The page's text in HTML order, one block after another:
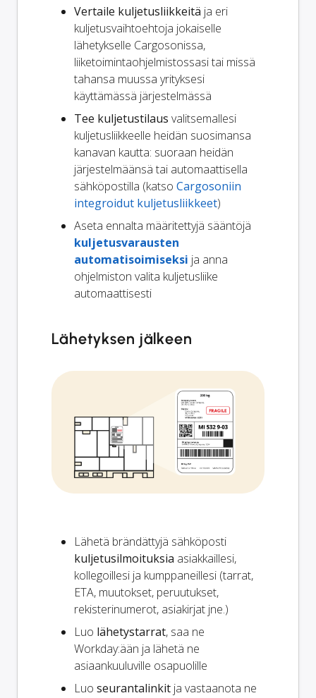
Vertaile kuljetusliikkeitä ja eri
kuljetusvaihtoehtoja jokaiselle
lähetykselle Cargosonissa,
liiketoimintaohjelmistossasi tai missä
tahansa muussa yrityksesi
käyttämässä järjestelmässä
Tee kuljetustilaus valitsemallesi
kuljetusliikkeelle heidän suosimansa
kanavan kautta: suoraan heidän
järjestelmäänsä tai automaattisella
sähköpostilla (katso Cargosoniin
integroidut kuljetusliikkeet)
Aseta ennalta määritettyjä sääntöjä
kuljetusvarausten
automatisoimiseksi ja anna
ohjelmiston valita kuljetusliike
automaattisesti
Lähetyksen jälkeen
Lähetä brändättyjä sähköposti
kuljetusilmoituksia asiakkaillesi,
kollegoillesi ja kumppaneillesi (tarrat,
ETA, muutokset, peruutukset,
rekisterinumerot, asiakirjat jne.)
Luo lähetystarrat, saa ne
Workday:ään ja lähetä ne
asiaankuuluville osapuolille
Luo seurantalinkit ja vastaanota ne